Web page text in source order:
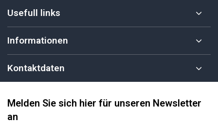
Usefull links
Informationen
Kontaktdaten
Melden Sie sich hier für unseren Newsletter
an